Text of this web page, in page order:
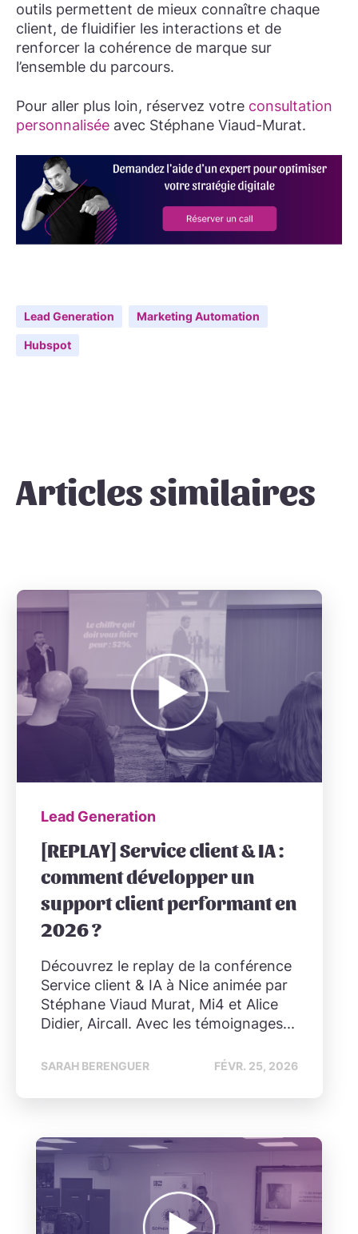
outils permettent de mieux connaître chaque
client, de fluidifier les interactions et de
renforcer la cohérence de marque sur
l’ensemble du parcours.
Pour aller plus loin, réservez votre consultation
personnalisée avec Stéphane Viaud-Murat.
Lead Generation Marketing Automation
Hubspot
Articles similaires
Lead Generation
[REPLAY] Service client & IA :
comment développer un
support client performant en
2026 ?
Découvrez le replay de la conférence
Service client & IA à Nice animée par
Stéphane Viaud Murat, Mi4 et Alice
Didier, Aircall. Avec les témoignages...
SARAH BERENGUER FÉVR. 25, 2026